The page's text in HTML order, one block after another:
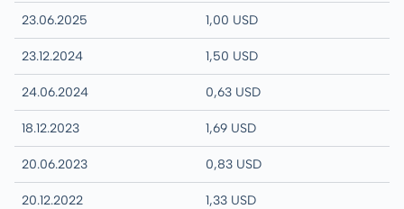
23.06.2025 1,00 USD
23.12.2024 1,50 USD
24.06.2024 0,63 USD
18.12.2023 1,69 USD
20.06.2023 0,83 USD
20.12.2022 1,33 USD